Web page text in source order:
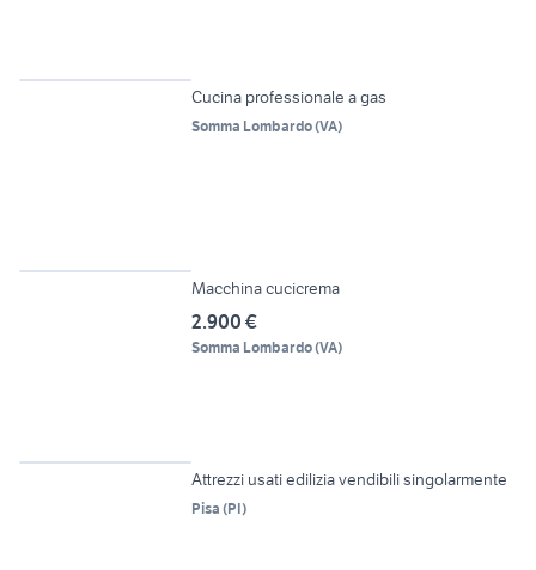
Cucina professionale a gas
Somma Lombardo(VA)
Macchina cucicrema
2.900 €
Somma Lombardo(VA)
Attrezzi usati edilizia vendibili singolarmente
Pisa (PI)